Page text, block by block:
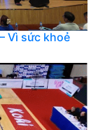
Vì sức khoẻ